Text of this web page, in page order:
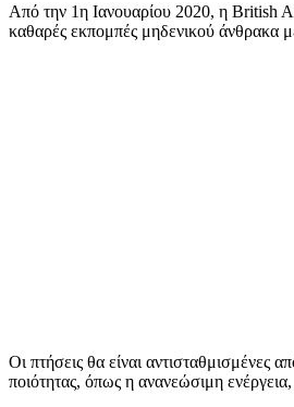
Από την 1η Ιανουαρίου 2020, η British
καθαρές εκπομπές μηδενικού άνθρακα
Οι πτήσεις θα είναι
ποιότητας, όπως η ανανεώσιμη